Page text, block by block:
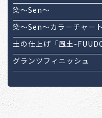
染～Sen～
染～Sen～カラーチャート
土の仕上げ「風土-
グランツフィニッシュ